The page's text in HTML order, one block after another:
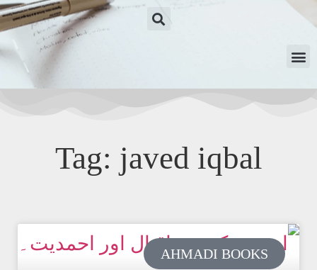
Tag: javed iqbal
AHMADI BOOKS